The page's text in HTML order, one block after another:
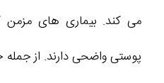
می کند. بیماری های مزمن
پوستی واضحی دارند. از